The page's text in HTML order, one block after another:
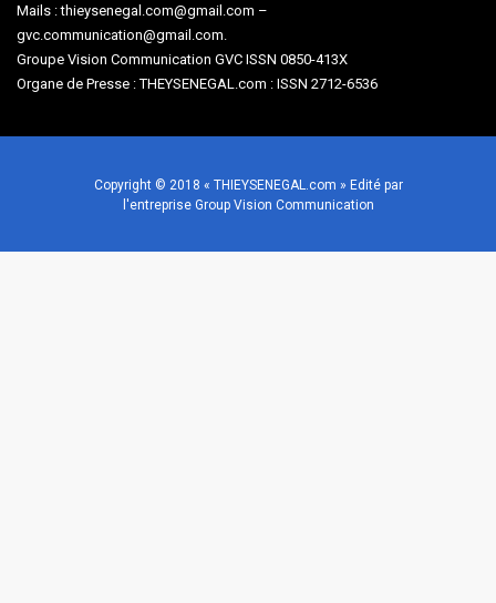
Mails : thieysenegal.com@gmail.com –
gvc.communication@gmail.com.
Groupe Vision Communication GVC ISSN 0850-413X
Organe de Presse : THEYSENEGAL.com : ISSN 2712-6536
Copyright © 2018 « THIEYSENEGAL.com » Edité par
l'entreprise Group Vision Communication